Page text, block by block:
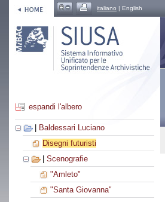
italiano | English
espandi l'albero
Baldessari Luciano
Disegni futuristi
Scenografie
"Amleto"
"Santa Giovanna"